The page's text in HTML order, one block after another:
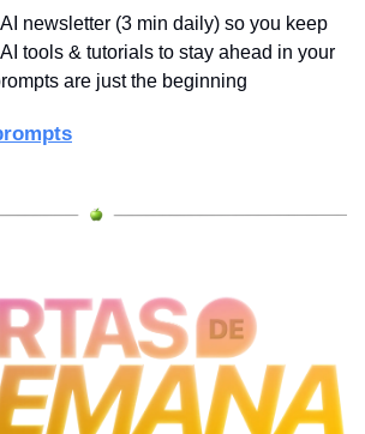
newsletter (3 min daily) so you keep
tools & tutorials to stay ahead in your
are just the beginning